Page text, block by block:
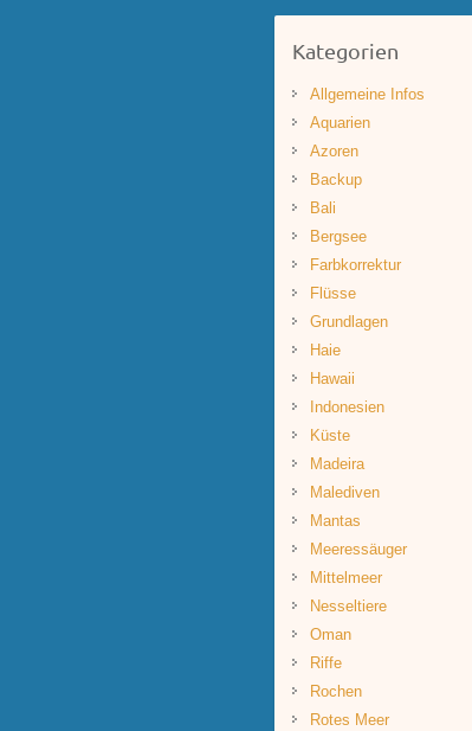
Kategorien
Allgemeine Infos
Aquarien
Azoren
Backup
Bali
Bergsee
Farbkorrektur
Flüsse
Grundlagen
Haie
Hawaii
Indonesien
Küste
Madeira
Malediven
Mantas
Meeressäuger
Mittelmeer
Nesseltiere
Oman
Riffe
Rochen
Rotes Meer